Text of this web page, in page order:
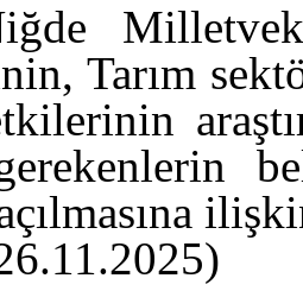
Tarım
açılmasına